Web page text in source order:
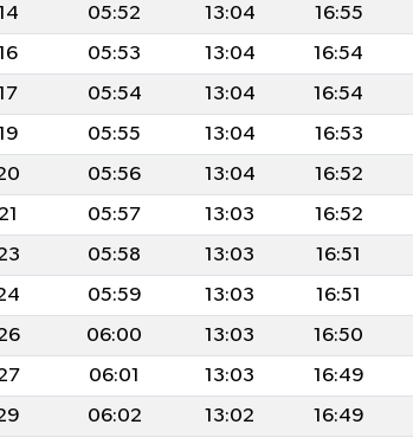
05:52 13:04 16:55
05:53 13:04 16:54
05:54 13:04 16:54
05:55 13:04 16:53
05:56 13:04 16:52
05:57 13:03 16:52
05:58 13:03 16:51
05:59 13:03 16:51
06:00 13:03 16:50
06:01 13:03 16:49
06:02 13:02 16:49